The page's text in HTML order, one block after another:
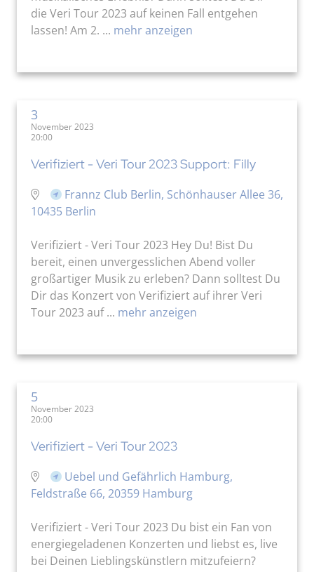
die Veri Tour 2023 auf keinen Fall entgehen
lassen! Am 2. ... mehr anzeigen
3
November 2023
20:00
Verifiziert - Veri Tour 2023 Support: Filly
Frannz Club Berlin, Schönhauser Allee 36,
10435 Berlin
Verifiziert - Veri Tour 2023 Hey Du! Bist Du
bereit, einen unvergesslichen Abend voller
großartiger Musik zu erleben? Dann solltest Du
Dir das Konzert von Verifiziert auf ihrer Veri
Tour 2023 auf ... mehr anzeigen
5
November 2023
20:00
Verifiziert - Veri Tour 2023
Uebel und Gefährlich Hamburg,
Feldstraße 66, 20359 Hamburg
Verifiziert - Veri Tour 2023 Du bist ein Fan von
energiegeladenen Konzerten und liebst es, live
bei Deinen Lieblingskünstlern mitzufeiern?